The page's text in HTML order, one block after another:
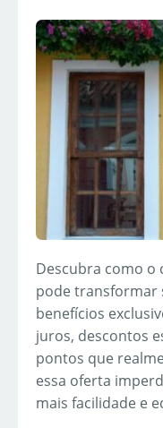
Descubra como o
pode transformar
benefícios
juros, descontos
pontos que
essa oferta
mais facilidade e